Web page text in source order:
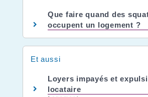
Que faire quand des
occupent un logement ?
Et aussi
Loyers impayés et
locataire